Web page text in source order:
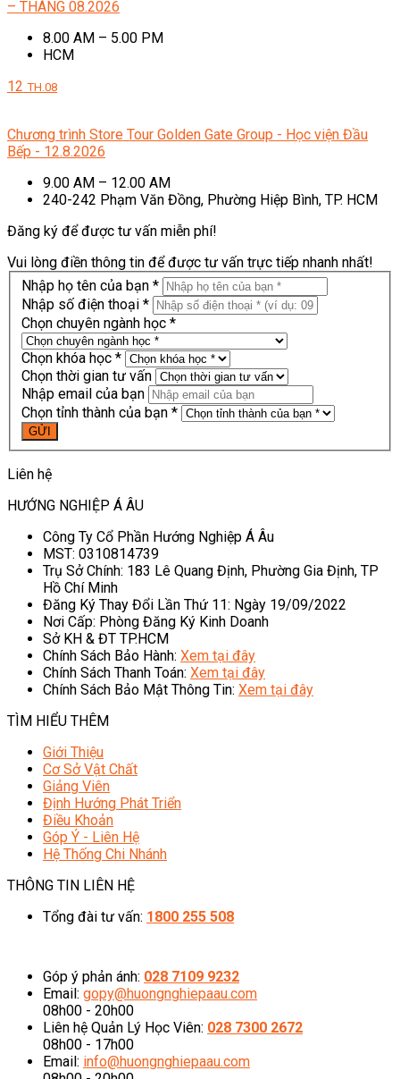
– THÁNG 08.2026
8.00 AM – 5.00 PM
HCM
12 TH.08
Chương trình Store Tour Golden Gate Group - Học viện Đầu
Bếp - 12.8.2026
9.00 AM – 12.00 AM
240-242 Phạm Văn Đồng, Phường Hiệp Bình, TP. HCM
Đăng ký để được tư vấn miễn phí!
Vui lòng điền thông tin để được tư vấn trực tiếp nhanh nhất!
Nhập họ tên của bạn *
Nhập số điện thoại *
Chọn chuyên ngành học *
Chọn khóa học *
Chọn thời gian tư vấn
Nhập email của bạn
Chọn tỉnh thành của bạn *
Liên hệ
HƯỚNG NGHIỆP Á ÂU
Công Ty Cổ Phần Hướng Nghiệp Á Âu
MST: 0310814739
Trụ Sở Chính: 183 Lê Quang Định, Phường Gia Định, TP
Hồ Chí Minh
Đăng Ký Thay Đổi Lần Thứ 11: Ngày 19/09/2022
Nơi Cấp: Phòng Đăng Ký Kinh Doanh
Sở KH & ĐT TP.HCM
Chính Sách Bảo Hành: Xem tại đây
Chính Sách Thanh Toán: Xem tại đây
Chính Sách Bảo Mật Thông Tin: Xem tại đây
TÌM HIỂU THÊM
Giới Thiệu
Cơ Sở Vật Chất
Giảng Viên
Định Hướng Phát Triển
Điều Khoản
Góp Ý - Liên Hệ
Hệ Thống Chi Nhánh
THÔNG TIN LIÊN HỆ
Tổng đài tư vấn: 1800 255 508
Góp ý phản ánh: 028 7109 9232
Email: gopy@huongnghiepaau.com
08h00 - 20h00
Liên hệ Quản Lý Học Viên: 028 7300 2672
08h00 - 17h00
Email: info@huongnghiepaau.com